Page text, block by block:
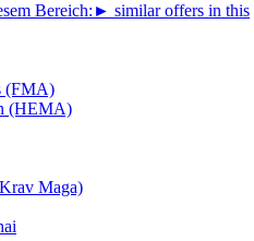
Bereich: ► similar offers in this
(FMA)
(HEMA)
Maga)